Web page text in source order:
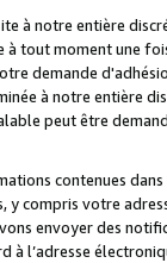
à notre entière
tout moment une
demande
à notre entière
peut être
contenues
y compris votre
envoyer des
à l’adresse